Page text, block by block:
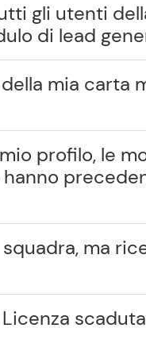
gli utenti
di lead
mia carta
profilo, le
ma